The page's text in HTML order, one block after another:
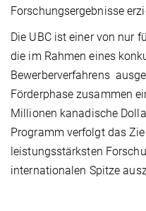
Forschungsergebnisse
Die UBC ist einer von nur
die im Rahmen eines
Bewerberverfahrens
Förderphase zusammen
Millionen kanadische
Programm verfolgt das
leistungsstärksten
internationalen Spitze